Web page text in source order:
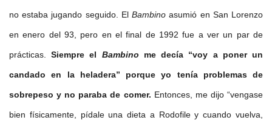
no estaba jugando seguido. ElBambinoasumió en San Lorenzo
en enero del 93, pero en el final de 1992 fue a ver un par de
prácticas.Siempre el Bambino me decía “voy a poner un
candado en la heladera” porque yo tenía problemas de
sobrepeso y no paraba de comer. Entonces, me dijo “vengase
bien físicamente, pídale una dieta a Rodofile y cuando vuelva,